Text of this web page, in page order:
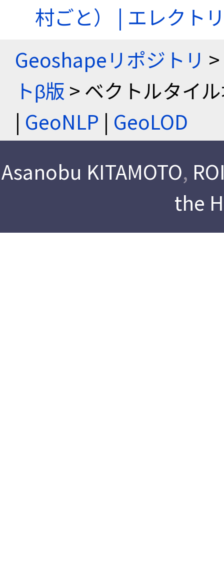
村ごと） | エレクト
Geoshapeリポジトリ >
トβ版 > ベクトルタイ
| GeoNLP | GeoLOD
Asanobu KITAMOTO,
the